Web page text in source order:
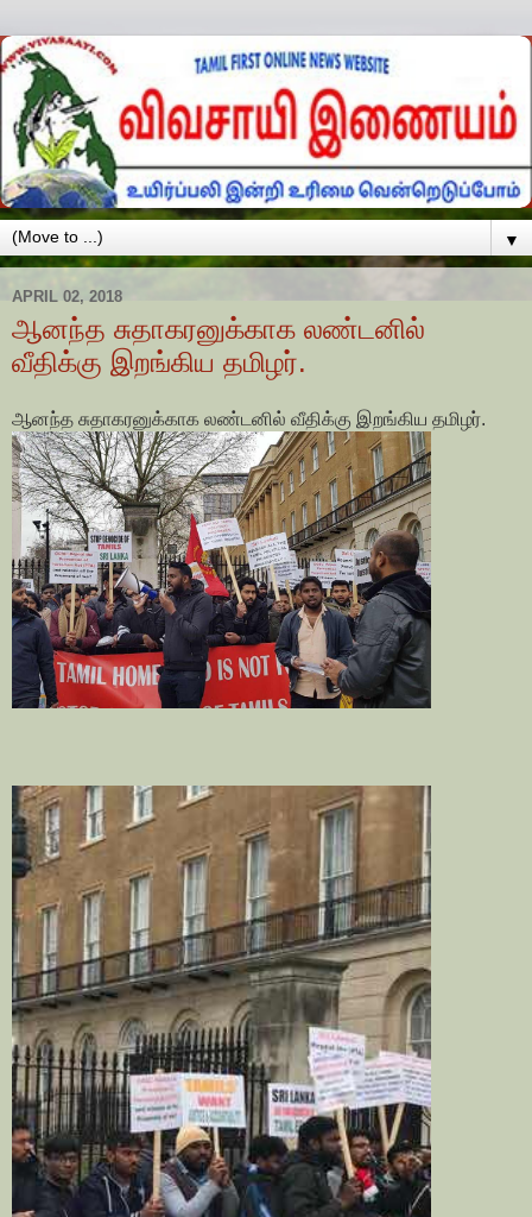
▼
APRIL 02, 2018
ஆனந்த சுதாகரனுக்காக லண்டனில்
வீதிக்கு இறங்கிய தமிழர்.
ஆனந்த சுதாகரனுக்காக லண்டனில் வீதிக்கு இறங்கிய தமிழர்.